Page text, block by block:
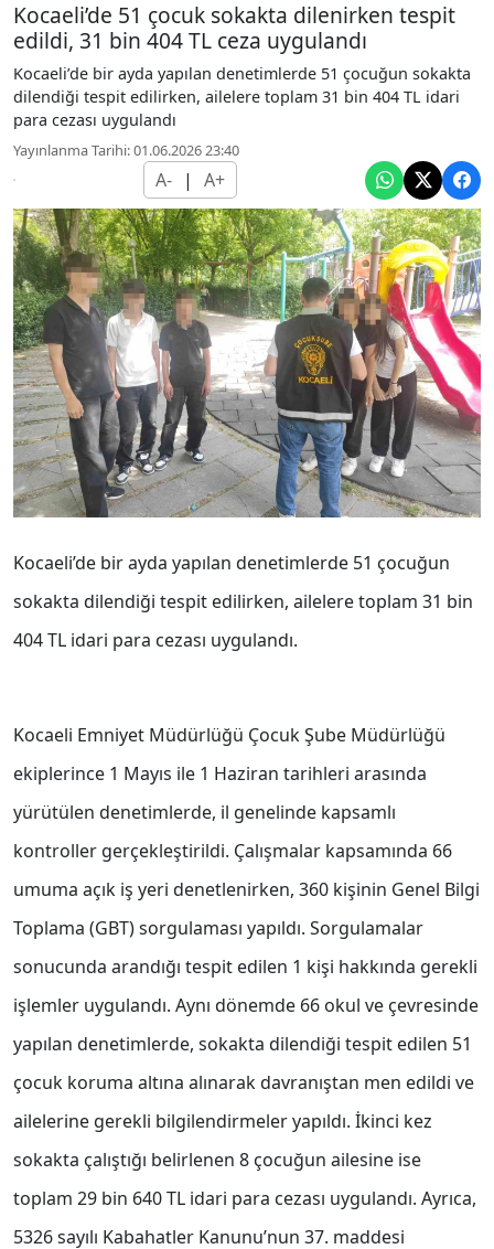
Kocaeli’de 51 çocuk sokakta dilenirken tespit
edildi, 31 bin 404 TL ceza uygulandı
Kocaeli’de bir ayda yapılan denetimlerde 51 çocuğun sokakta
dilendiği tespit edilirken, ailelere toplam 31 bin 404 TL idari
para cezası uygulandı
Yayınlanma Tarihi: 01.06.2026 23:40
A- | A+
Kocaeli’de bir ayda yapılan denetimlerde 51 çocuğun
sokakta dilendiği tespit edilirken, ailelere toplam 31 bin
404 TL idari para cezası uygulandı.
Kocaeli Emniyet Müdürlüğü Çocuk Şube Müdürlüğü
ekiplerince 1 Mayıs ile 1 Haziran tarihleri arasında
yürütülen denetimlerde, il genelinde kapsamlı
kontroller gerçekleştirildi. Çalışmalar kapsamında 66
umuma açık iş yeri denetlenirken, 360 kişinin Genel Bilgi
Toplama (GBT) sorgulaması yapıldı. Sorgulamalar
sonucunda arandığı tespit edilen 1 kişi hakkında gerekli
işlemler uygulandı. Aynı dönemde 66 okul ve çevresinde
yapılan denetimlerde, sokakta dilendiği tespit edilen 51
çocuk koruma altına alınarak davranıştan men edildi ve
ailelerine gerekli bilgilendirmeler yapıldı. İkinci kez
sokakta çalıştığı belirlenen 8 çocuğun ailesine ise
toplam 29 bin 640 TL idari para cezası uygulandı. Ayrıca,
5326 sayılı Kabahatler Kanunu’nun 37. maddesi